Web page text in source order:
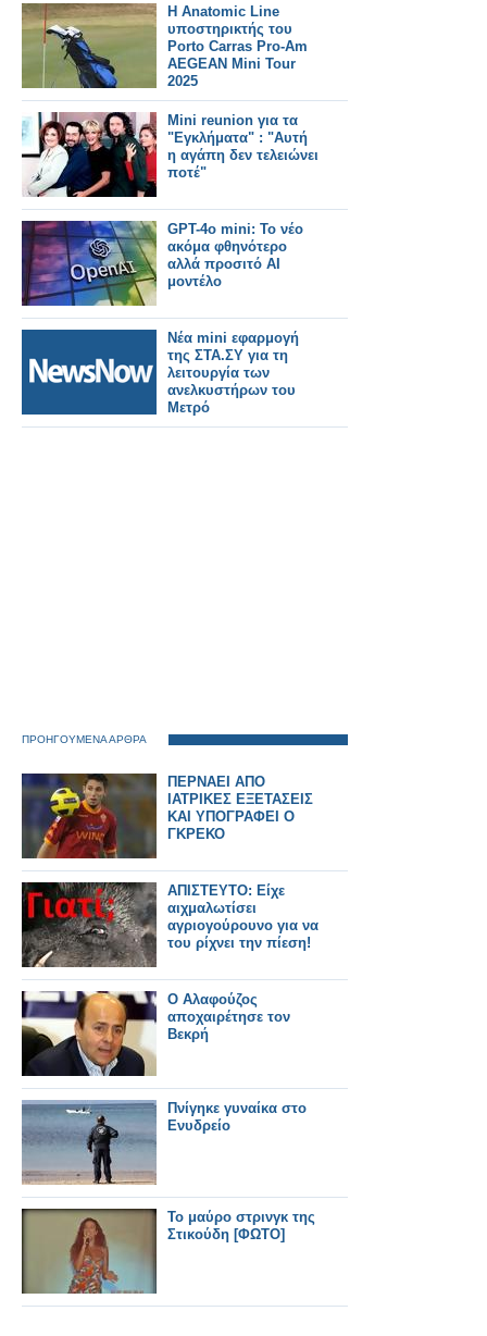
H Anatomic Line
υποστηρικτής του
Porto Carras Pro-Am
AEGEAN Mini Tour
2025
Mini reunion για τα
"Εγκλήματα" : "Αυτή
η αγάπη δεν τελειώνει
ποτέ"
GPT-4o mini: Το νέο
ακόμα φθηνότερο
αλλά προσιτό AI
μοντέλο
Νέα mini εφαρμογή
της ΣΤΑ.ΣΥ για τη
λειτουργία των
ανελκυστήρων του
Μετρό
ΠΡΟΗΓΟΥΜΕΝΑ ΑΡΘΡΑ
ΠΕΡΝΑΕΙ ΑΠΟ
ΙΑΤΡΙΚΕΣ ΕΞΕΤΑΣΕΙΣ
ΚΑΙ ΥΠΟΓΡΑΦΕΙ Ο
ΓΚΡΕΚΟ
ΑΠΙΣΤΕΥΤΟ: Είχε
αιχμαλωτίσει
αγριογούρουνο για να
του ρίχνει την πίεση!
Ο Αλαφούζος
αποχαιρέτησε τον
Βεκρή
Πνίγηκε γυναίκα στο
Ενυδρείο
Το μαύρο στρινγκ της
Στικούδη [ΦΩΤΟ]